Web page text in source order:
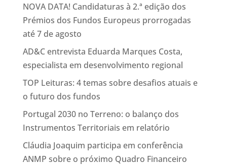
NOVA DATA! Candidaturas à 2.ª edição dos
Prémios dos Fundos Europeus prorrogadas
até 7 de agosto
AD&C entrevista Eduarda Marques Costa,
especialista em desenvolvimento regional
TOP Leituras: 4 temas sobre desafios atuais e
o futuro dos fundos
Portugal 2030 no Terreno: o balanço dos
Instrumentos Territoriais em relatório
Cláudia Joaquim participa em conferência
ANMP sobre o próximo Quadro Financeiro